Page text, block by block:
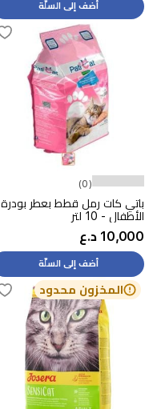
أضف إلى السلّة
(0)
باتي كات رمل قطط بعطر بودرة
الأطفال - 10 لتر
10,000 د.ع
أضف إلى السلّة
المخزون محدود